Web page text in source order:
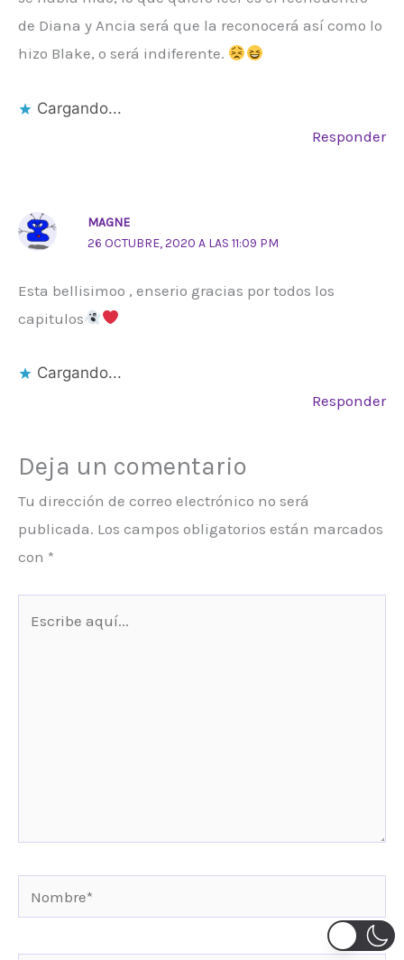
de Diana y Ancia será que la reconocerá así como lo
hizo Blake, o será indiferente.
Cargando...
Responder
MAGNE
26 OCTUBRE, 2020 A LAS 11:09 PM
Esta bellisimoo , enserio gracias por todos los
capitulos
Cargando...
Responder
Deja un comentario
Tu dirección de correo electrónico no será
publicada. Los campos obligatorios están marcados
con *